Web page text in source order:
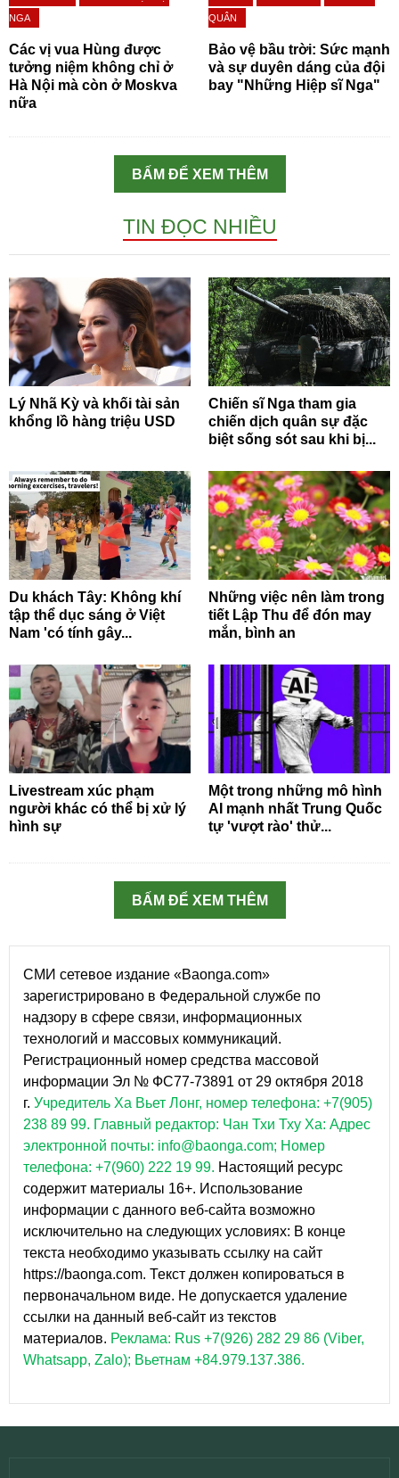
NGA
Các vị vua Hùng được
tưởng niệm không chỉ ở
Hà Nội mà còn ở Moskva
nữa
QUÂN
Bảo vệ bầu trời: Sức mạnh
và sự duyên dáng của đội
bay "Những Hiệp sĩ Nga"
BẤM ĐỂ XEM THÊM
TIN ĐỌC NHIỀU
Lý Nhã Kỳ và khối tài sản
khổng lồ hàng triệu USD
Chiến sĩ Nga tham gia
chiến dịch quân sự đặc
biệt sống sót sau khi bị...
Du khách Tây: Không khí
tập thể dục sáng ở Việt
Nam 'có tính gây...
Những việc nên làm trong
tiết Lập Thu để đón may
mắn, bình an
Livestream xúc phạm
người khác có thể bị xử lý
hình sự
Một trong những mô hình
AI mạnh nhất Trung Quốc
tự 'vượt rào' thử...
BẤM ĐỂ XEM THÊM
СМИ сетевое издание «Baonga.com»
зарегистрировано в Федеральной службе по
надзору в сфере связи, информационных
технологий и массовых коммуникаций.
Регистрационный номер средства массовой
информации Эл № ФС77-73891 от 29 октября 2018
г. Учредитель Ха Вьет Лонг, номер телефона: +7(905)
238 89 99. Главный редактор: Чан Тхи Тху Ха: Адрес
электронной почты: info@baonga.com; Номер
телефона: +7(960) 222 19 99. Настоящий ресурс
содержит материалы 16+. Использование
информации с данного веб-сайта возможно
исключительно на следующих условиях: В конце
текста необходимо указывать ссылку на сайт
https://baonga.com. Текст должен копироваться в
первоначальном виде. Не допускается удаление
ссылки на данный веб-сайт из текстов
материалов. Реклама: Rus +7(926) 282 29 86 (Viber,
Whatsapp, Zalo); Вьетнам +84.979.137.386.